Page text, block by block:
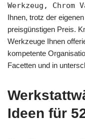
Werkzeug, Chrom
Ihnen, trotz der
preisgünstigen Preis.
Werkzeuge Ihnen
kompetente
Facetten und in
Ideen für